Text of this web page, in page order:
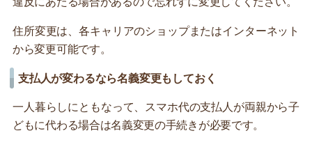
住所変更は、各キャリアのショップまたはインターネット
から変更可能です。
支払人が変わるなら名義変更もしておく
一人暮らしにともなって、スマホ代の支払人が両親から子
どもに代わる場合は名義変更の手続きが必要です。